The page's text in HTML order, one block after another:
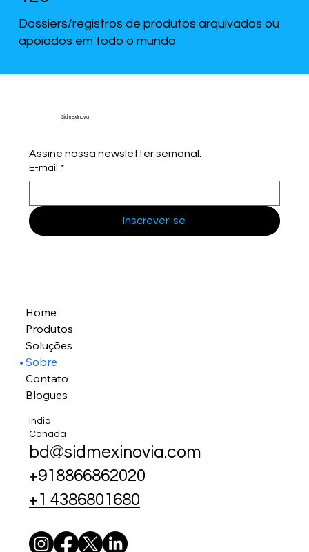
Dossiers/registros de produtos arquivados ou
apoiados em todo o mundo
Sidmex Inovia
Assine nossa newsletter semanal.
E-mail *
Inscrever-se
Home
Produtos
Soluções
Sobre
Contato
Blogues
India
Canada
bd@sidmexinovia.com
+918866862020
+1 4386801680